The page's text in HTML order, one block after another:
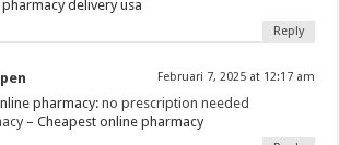
delivery usa
Reply
Februari 7, 2025 at 12:17 am
pharmacy:no prescription needed
– Cheapest online pharmacy